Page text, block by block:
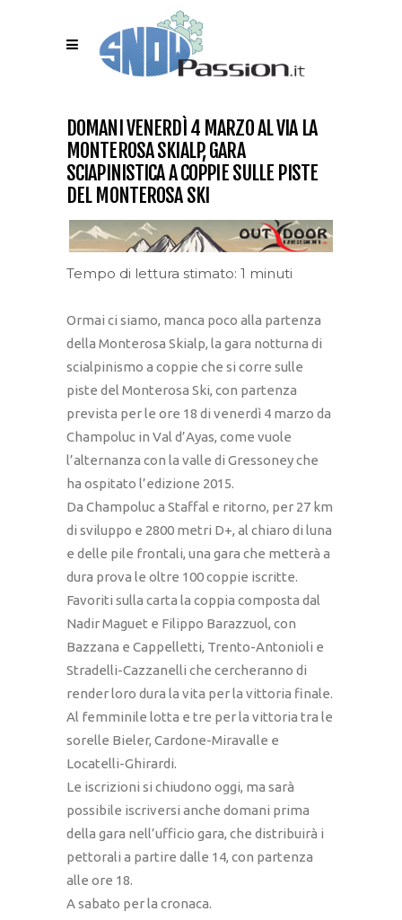
DOMANI VENERDÌ 4 MARZO AL VIA LA
MONTEROSA SKIALP, GARA
SCIAPINISTICA A COPPIE SULLE PISTE
DEL MONTEROSA SKI
Tempo di lettura stimato: 1 minuti
Ormai ci siamo, manca poco alla partenza
della Monterosa Skialp, la gara notturna di
scialpinismo a coppie che si corre sulle
piste del Monterosa Ski, con partenza
prevista per le ore 18 di venerdì 4 marzo da
Champoluc in Val d’Ayas, come vuole
l’alternanza con la valle di Gressoney che
ha ospitato l’edizione 2015.
Da Champoluc a Staffal e ritorno, per 27 km
di sviluppo e 2800 metri D+, al chiaro di luna
e delle pile frontali, una gara che metterà a
dura prova le oltre 100 coppie iscritte.
Favoriti sulla carta la coppia composta dal
Nadir Maguet e Filippo Barazzuol, con
Bazzana e Cappelletti, Trento-Antonioli e
Stradelli-Cazzanelli che cercheranno di
render loro dura la vita per la vittoria finale.
Al femminile lotta e tre per la vittoria tra le
sorelle Bieler, Cardone-Miravalle e
Locatelli-Ghirardi.
Le iscrizioni si chiudono oggi, ma sarà
possibile iscriversi anche domani prima
della gara nell’ufficio gara, che distribuirà i
pettorali a partire dalle 14, con partenza
alle ore 18.
A sabato per la cronaca.